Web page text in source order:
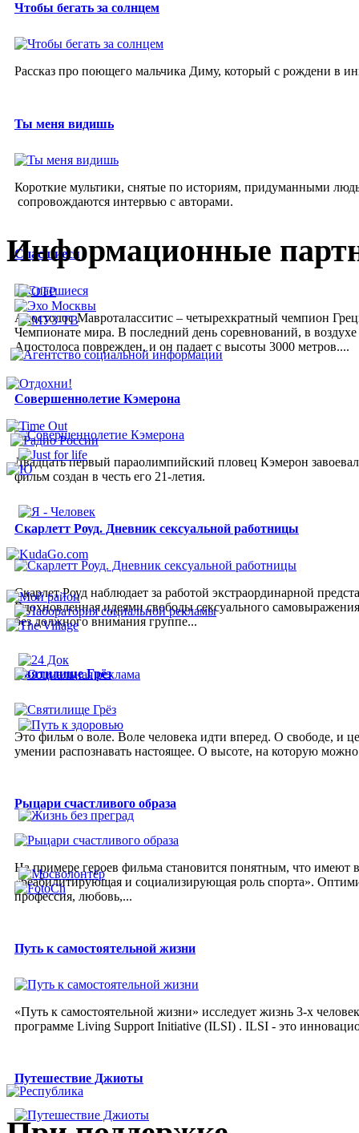
Чтобы бегать за солнцем
Рассказ про поющего мальчика Диму, который с рождени в
Ты меня видишь
Короткие мультики, снятые по историям, придуманными
сопровождаются интервью с авторами.
Спасшиеся
Апостолос Мавроталасситис – четырехкратный чемпион
Чемпионате мира. В последний день соревнований, в
Апостолоса поврежден, и он падает с высоты 3000 метров....
Совершеннолетие Кэмерона
Двадцать первый параолимпийский пловец Кэмерон
фильм создан в честь его 21-летия.
Скарлетт Роуд. Дневник сексуальной работницы
Скарлет Роуд наблюдает за работой экстраординарной
Вдохновленная идеями свободы сексуального
без должного внимания группе...
Святилище Грёз
Это фильм о воле. Воле человека идти вперед. О свободе,
умении распознавать настоящее. О высоте, на которую
Рыцари счастливого образа
На примере героев фильма становится понятным, что
«реабилитирующая и социализирующая роль спорта».
профессия, любовь,...
Путь к самостоятельной жизни
«Путь к самостоятельной жизни» исследует жизнь 3-х
программе Living Support Initiative (ILSI) . ILSI - это
Путешествие Джиоты
Информационные